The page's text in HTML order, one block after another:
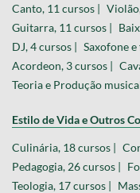
Canto, 11 cursos |
Guitarra, 11 cursos |
DJ, 4 cursos | Saxofone
Acordeon, 3 cursos |
Teoria e Produção
Estilo de Vida e Outros
Culinária, 18 cursos |
Pedagogia, 26 cursos |
Teologia, 17 cursos |